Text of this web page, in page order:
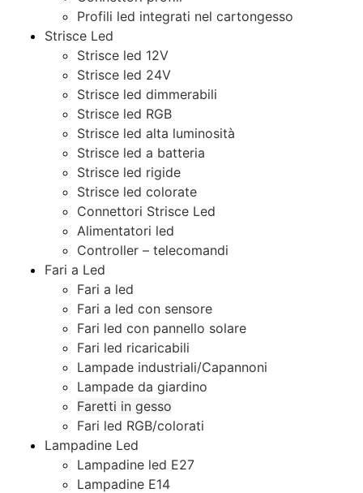
Profili led integrati nel cartongesso
Strisce Led
Strisce led 12V
Strisce led 24V
Strisce led dimmerabili
Strisce led RGB
Strisce led alta luminosità
Strisce led a batteria
Strisce led rigide
Strisce led colorate
Connettori Strisce Led
Alimentatori led
Controller – telecomandi
Fari a Led
Fari a led
Fari a led con sensore
Fari led con pannello solare
Fari led ricaricabili
Lampade industriali/Capannoni
Lampade da giardino
Faretti in gesso
Fari led RGB/colorati
Lampadine Led
Lampadine led E27
Lampadine E14